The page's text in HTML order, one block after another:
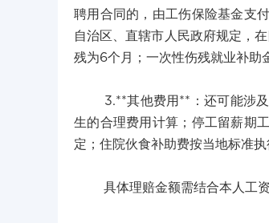
聘用合同的，由工伤保险基金支
自治区、直辖市人民政府规定，
残为6个月；一次性伤残就业补助
3.**其他费用**：还可能涉及
生的合理费用计算；停工留薪期
定；住院伙食补助费按当地标准
具体理赔金额需结合本人工资